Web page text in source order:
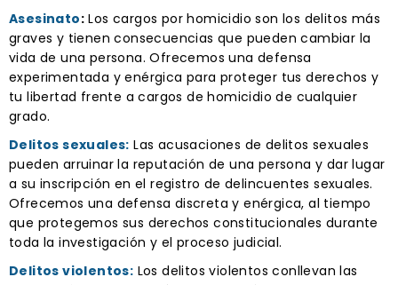
Asesinato: Los cargos por homicidio son los delitos más
graves y tienen consecuencias que pueden cambiar la
vida de una persona. Ofrecemos una defensa
experimentada y enérgica para proteger tus derechos y
tu libertad frente a cargos de homicidio de cualquier
grado.
Delitos sexuales: Las acusaciones de delitos sexuales
pueden arruinar la reputación de una persona y dar lugar
a su inscripción en el registro de delincuentes sexuales.
Ofrecemos una defensa discreta y enérgica, al tiempo
que protegemos sus derechos constitucionales durante
toda la investigación y el proceso judicial.
Delitos violentos: Los delitos violentos conllevan las